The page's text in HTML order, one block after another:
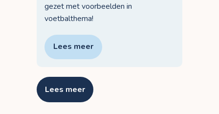
gezet met voorbeelden in
voetbalthema!
Lees meer
Lees meer